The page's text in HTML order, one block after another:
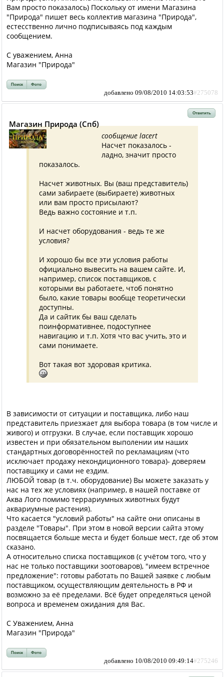
Вам просто показалось) Поскольку от имени Магазина
"Природа" пишет весь коллектив магазина "Природа",
естесственно лично подписываясь под каждым
сообщением.
С уважением, Анна
Магазин "Природа"
Поиск Фото
добавлено 09/08/2010 14:03:53#275078
Ответить
Магазин Природа (Спб)
сообщение lacert
Насчет показалось -
ладно, значит просто
показалось.
Насчет животных. Вы (ваш представитель)
сами забираете (выбираете) животных
или вам просто присылают?
Ведь важно состояние и т.п.
И насчет оборудования - ведь те же
условия?
И хорошо бы все эти условия работы
официально вывесить на вашем сайте. И,
например, список поставщиков, с
которыми вы работаете, чтоб понятно
было, какие товары вообще теоретически
доступны.
Да и сайтик бы ваш сделать
поинформативнее, подоступнее
навигацию и т.п. Хотя что вас учить, это и
сами понимаете.
Вот такая вот здоровая критика.
В зависимости от ситуации и поставщика, либо наш
представитель приезжает для выбора товара (в том числе и
живого) и отгрузки. В случае, если поставщик хорошо
известен и при обязательном выполении им наших
стандартных договорённостей по рекламациям (что
исключает продажу некондиционного товара)- доверяем
поставщику и сами не ездим.
ЛЮБОЙ товар (в т.ч. оборудование) Вы можете заказать у
нас на тех же условиях (например, в нашей поставке от
Аква Лого помимо террариумных животных будут
аквариумные растения).
Что касается "условий работы" на сайте они описаны в
разделе "Товары". При этом в новой версии сайта этому
посвящается больше места и будет больше мест, где об этом
сказано.
А относительно списка поставщиков (с учётом того, что у
нас не только поставщики зоотоваров), "имеем встречное
предложение": готовы работать по Вашей заявке с любым
поставщиком, осуществляющим деятельность в РФ и
возможно за её пределами. Всё будет определяться ценой
вопроса и временем ожидания для Вас.
С Уважением, Анна
Магазин "Природа"
Поиск Фото
добавлено 10/08/2010 09:49:14#275246